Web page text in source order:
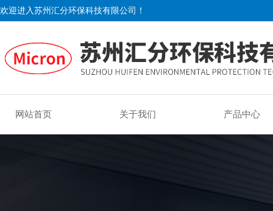
欢迎进入苏州汇分环保科技有限公司！
网站首页 关于我们 产品中心